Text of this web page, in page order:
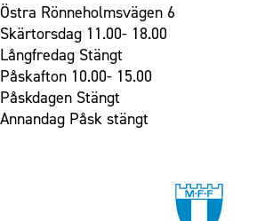
Fonder
Östra Rönneholmsvägen 6
Skärtorsdag 11.00- 18.00
Långfredag Stängt
Påskafton 10.00- 15.00
Påskdagen Stängt
Annandag Påsk stängt